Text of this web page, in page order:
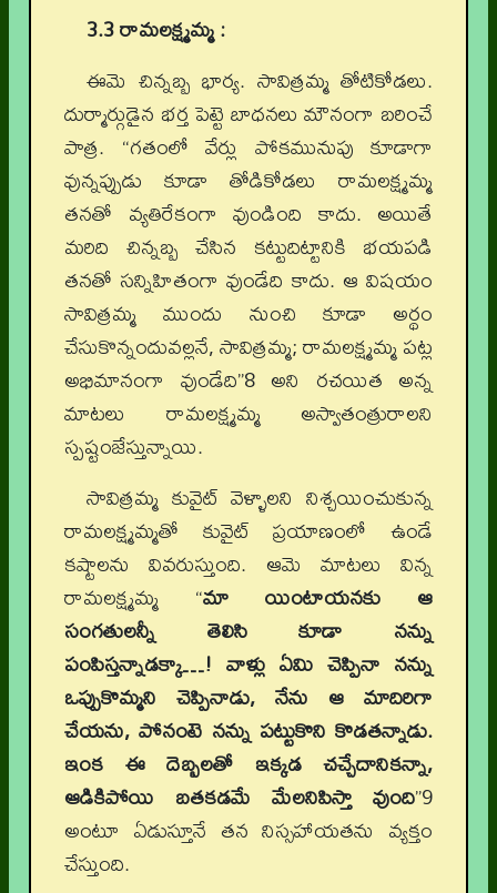
3.3 రామలక్ష్మమ్మ :
ఈమె చిన్నబ్బ భార్య. సావిత్రమ్మ తోటికోడలు.
దుర్మార్గుడైన భర్త పెట్టె బాధనలు మౌనంగా బరించే
పాత్ర. “గతంలో వేర్లు పోకమునుపు కూడాగా
వున్నప్పుడు కూడా తోడికోడలు రామలక్ష్మమ్మ
తనతో వ్యతిరేకంగా వుండింది కాదు. అయితే
మరిది చిన్నబ్బ చేసిన కట్టుదిట్టానికి భయపడి
తనతో సన్నిహితంగా వుండేది కాదు. ఆ విషయం
సావిత్రమ్మ ముందు నుంచి కూడా అర్థం
చేసుకొన్నందువల్లనే, సావిత్రమ్మ; రామలక్ష్మమ్మ పట్ల
అభిమానంగా వుండేది”8 అని రచయిత అన్న
మాటలు రామలక్ష్మమ్మ అస్వాతంత్రురాలని
స్పష్టంజేస్తున్నాయి.
సావిత్రమ్మ కువైట్ వెళ్ళాలని నిశ్చయించుకున్న
రామలక్ష్మమ్మతో కువైట్ ప్రయాణంలో ఉండే
కష్టాలను వివరుస్తుంది. ఆమె మాటలు విన్న
రామలక్ష్మమ్మ “మా యింటాయనకు ఆ
సంగతులన్నీ తెలిసి కూడా నన్ను
పంపిస్తన్నాడక్కా…! వాళ్లు ఏమి చెప్పినా నన్ను
ఒప్పుకొమ్మని చెప్పినాడు, నేను ఆ మాదిరిగా
చేయను, పోనంటె నన్ను పట్టుకొని కొడతన్నాడు.
ఇంక ఈ దెబ్బలతో ఇక్కడ చచ్చేదానికన్నా,
ఆడికిపోయి బతకడమే మేలనిపిస్తా వుంది”9
అంటూ ఏడుస్తూనే తన నిస్సహాయతను వ్యక్తం
చేస్తుంది.